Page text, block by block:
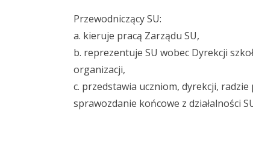
Przewodniczący SU:
a. kieruje pracą Zarządu SU,
b. reprezentuje SU wobec Dyrekcji
organizacji,
c. przedstawia uczniom, dyrekcji,
sprawozdanie końcowe z działalności